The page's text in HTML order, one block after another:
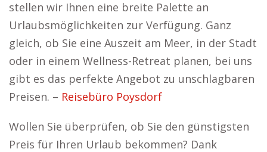
stellen wir Ihnen eine breite Palette an
Urlaubsmöglichkeiten zur Verfügung. Ganz
gleich, ob Sie eine Auszeit am Meer, in der Stadt
oder in einem Wellness-Retreat planen, bei uns
gibt es das perfekte Angebot zu unschlagbaren
Preisen. – Reisebüro Poysdorf
Wollen Sie überprüfen, ob Sie den günstigsten
Preis für Ihren Urlaub bekommen? Dank